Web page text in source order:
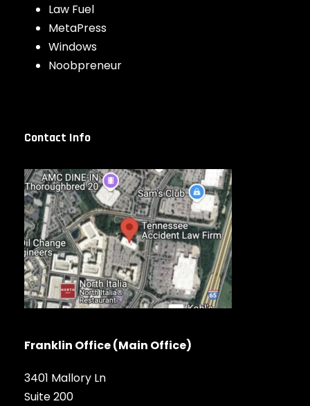
Law Fuel
MetaPress
Windows
Noobpreneur
Contact Info
Franklin Office (Main Office)
3401 Mallory Ln
Suite 200